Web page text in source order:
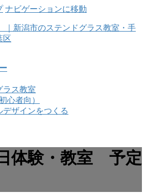
ナビゲーションに移動
ラス教室
心者向）
デザインをつくる
体験・教室 予定